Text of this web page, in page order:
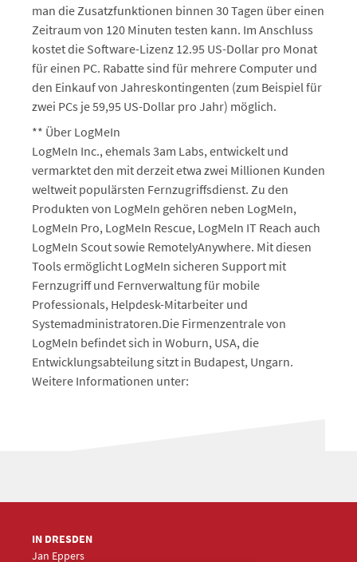
man die Zusatzfunktionen binnen 30 Tagen über einen
Zeitraum von 120 Minuten testen kann. Im Anschluss
kostet die Software-Lizenz 12.95 US-Dollar pro Monat
für einen PC. Rabatte sind für mehrere Computer und
den Einkauf von Jahreskontingenten (zum Beispiel für
zwei PCs je 59,95 US-Dollar pro Jahr) möglich.
** Über LogMeIn
LogMeIn Inc., ehemals 3am Labs, entwickelt und
vermarktet den mit derzeit etwa zwei Millionen Kunden
weltweit populärsten Fernzugriffsdienst. Zu den
Produkten von LogMeIn gehören neben LogMeIn,
LogMeIn Pro, LogMeIn Rescue, LogMeIn IT Reach auch
LogMeIn Scout sowie RemotelyAnywhere. Mit diesen
Tools ermöglicht LogMeIn sicheren Support mit
Fernzugriff und Fernverwaltung für mobile
Professionals, Helpdesk-Mitarbeiter und
Systemadministratoren.Die Firmenzentrale von
LogMeIn befindet sich in Woburn, USA, die
Entwicklungsabteilung sitzt in Budapest, Ungarn.
Weitere Informationen unter:
IN DRESDEN
Jan Eppers